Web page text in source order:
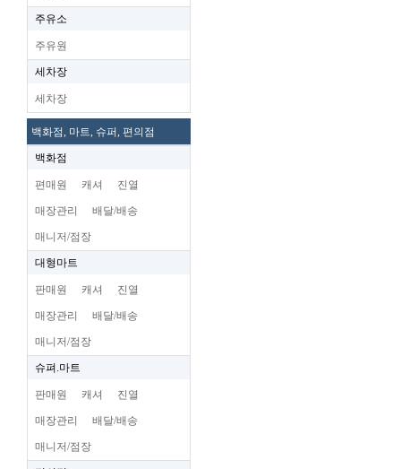
주유소
주유원
세차장
세차장
백화점, 마트, 슈퍼, 편의점
백화점
편매원 캐셔 진열
매장관리 배달/배송
매니저/점장
대형마트
판매원 캐셔 진열
매장관리 배달/배송
매니저/점장
슈펴.마트
판매원 캐셔 진열
매장관리 배달/배송
매니저/점장